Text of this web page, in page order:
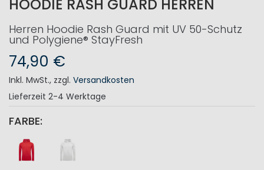
HOODIE RASH GUARD HERREN
Herren Hoodie Rash Guard mit UV 50-Schutz
und Polygiene® StayFresh
74,90 €
Inkl. MwSt., zzgl. Versandkosten
Lieferzeit 2-4 Werktage
FARBE